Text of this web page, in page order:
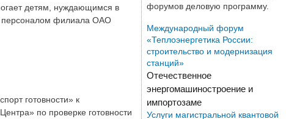
детям, нуждающимся в
персоналом филиала ОАО
готовности» к
по проверке готовности
форумов деловую программу.
Международный форум
«Теплоэнергетика России:
строительство и модернизация
станций»
Отечественное
энергомашиностроение и
импортозаме
Услуги магистральной квантовой